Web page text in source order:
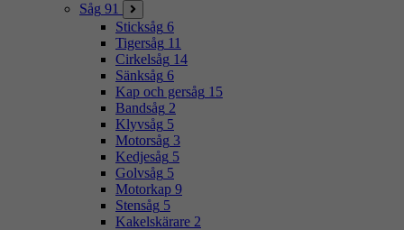
Såg 91
Sticksåg 6
Tigersåg 11
Cirkelsåg 14
Sänksåg 6
Kap och gersåg 15
Bandsåg 2
Klyvsåg 5
Motorsåg 3
Kedjesåg 5
Golvsåg 5
Motorkap 9
Stensåg 5
Kakelskärare 2